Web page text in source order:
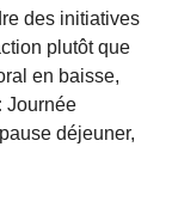
des initiatives
plutôt que
en baisse,
Journée
déjeuner,